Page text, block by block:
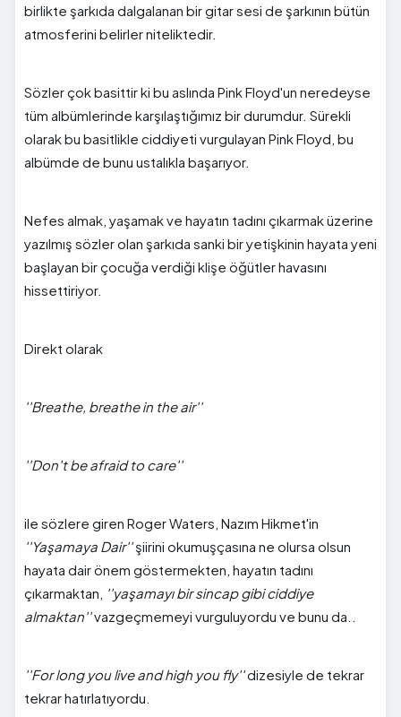
birlikte şarkıda dalgalanan bir gitar sesi de şarkının bütün
atmosferini belirler niteliktedir.
Sözler çok basittir ki bu aslında Pink Floyd'un neredeyse
tüm albümlerinde karşılaştığımız bir durumdur. Sürekli
olarak bu basitlikle ciddiyeti vurgulayan Pink Floyd, bu
albümde de bunu ustalıkla başarıyor.
Nefes almak, yaşamak ve hayatın tadını çıkarmak üzerine
yazılmış sözler olan şarkıda sanki bir yetişkinin hayata yeni
başlayan bir çocuğa verdiği klişe öğütler havasını
hissettiriyor.
Direkt olarak
''Breathe, breathe in the air''
''Don't be afraid to care''
ile sözlere giren Roger Waters, Nazım Hikmet'in
''Yaşamaya Dair''şiirini okumuşçasına ne olursa olsun
hayata dair önem göstermekten, hayatın tadını
çıkarmaktan, ''yaşamayı bir sincap gibi ciddiye
almaktan''vazgeçmemeyi vurguluyordu ve bunu da..
''For long you live and high you fly''dizesiyle de tekrar
tekrar hatırlatıyordu.